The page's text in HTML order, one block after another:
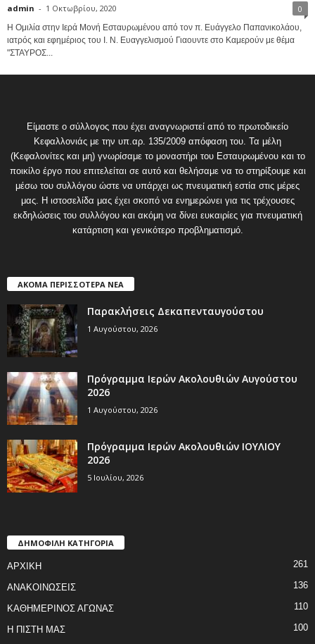
admin - 1 Οκτωβρίου, 2020 0
Η Ομιλία στην Ιερά Μονή Εσταυρωμένου από τον π. Ευάγγελο Παπανικολάου,
ιατρός και εφημέριος του Ι. Ν. Ευαγγελισμού Γιαουντε στο Καμερούν με θέμα
"ΣΤΑΥΡΟΣ...
Είμαστε ο σύλλογος που έχει αναγνωριστεί από το πρωτοδικείο
Κεφαλλονιάς με την υπ.αρ. 135/2009 απόφαση του. Τα μέλη
(Κεφαλονίτες και μη) γνωρίσαμε το μοναστήρι του Εσταυρωμένου και το
ποικίλο έργο που επιτελείται σε αυτό και θελήσαμε να το στηρίξουμε και
μέσω του συλλόγου ώστε να υπάρχει ως πνευματική εστία στις μέρες
μας. Η ιστοσελίδα μας έχει σκοπό να ενημερώνει για τις τρέχουσες
εκδηλώσεις του συλλόγου και ακόμη να δίνει ευκαιρίες για πνευματική
κατάρτιση και γενικότερο προβληματισμό.
ΑΚΟΜΑ ΠΕΡΙΣΣΟΤΕΡΑ ΝΕΑ
Παρακλήσεις Δεκαπενταυγούστου
1 Αυγούστου, 2026
Πρόγραμμα Ιερών Ακολουθιών Αυγούστου
2026
1 Αυγούστου, 2026
Πρόγραμμα Ιερών Ακολουθιών ΙΟΥΛΙΟΥ
2026
5 Ιουλίου, 2026
ΔΗΜΟΦΙΛΗ ΚΑΤΗΓΟΡΙΑ
ΑΡΧΙΚΗ 261
ΑΝΑΚΟΙΝΩΣΕΙΣ 136
ΚΑΘΗΜΕΡΙΝΟΣ ΑΓΩΝΑΣ 110
Η ΠΙΣΤΗ ΜΑΣ
100